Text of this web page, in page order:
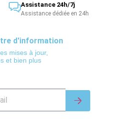
Assistance 24h/7j
Assistance dédiée en 24h
d'information
mises à jour,
et bien plus